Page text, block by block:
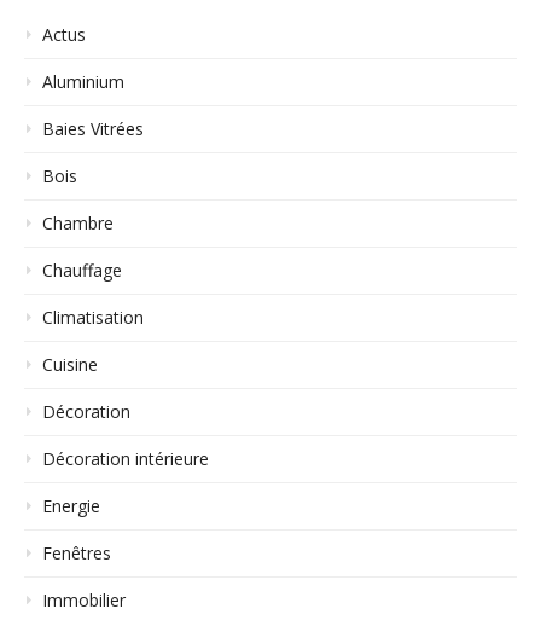
Actus
Aluminium
Baies Vitrées
Bois
Chambre
Chauffage
Climatisation
Cuisine
Décoration
Décoration intérieure
Energie
Fenêtres
Immobilier